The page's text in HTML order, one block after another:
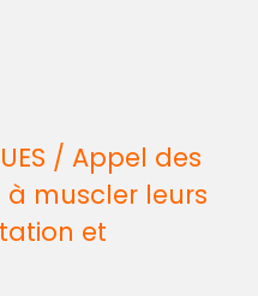
/ Appel des
muscler leurs
et